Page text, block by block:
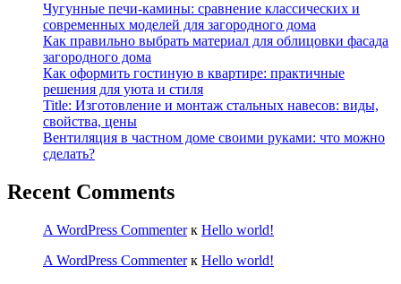
Чугунные печи-камины: сравнение классических и
современных моделей для загородного дома
Как правильно выбрать материал для облицовки фасада
загородного дома
Как оформить гостиную в квартире: практичные
решения для уюта и стиля
Title: Изготовление и монтаж стальных навесов: виды,
свойства, цены
Вентиляция в частном доме своими руками: что можно
сделать?
Recent Comments
A WordPress Commenterк Hello world!
A WordPress Commenterк Hello world!